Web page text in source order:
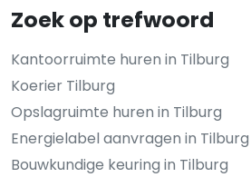
Zoek op trefwoord
Kantoorruimte huren in Tilburg
Koerier Tilburg
Opslagruimte huren in Tilburg
Energielabel aanvragen in Tilburg
Bouwkundige keuring in Tilburg